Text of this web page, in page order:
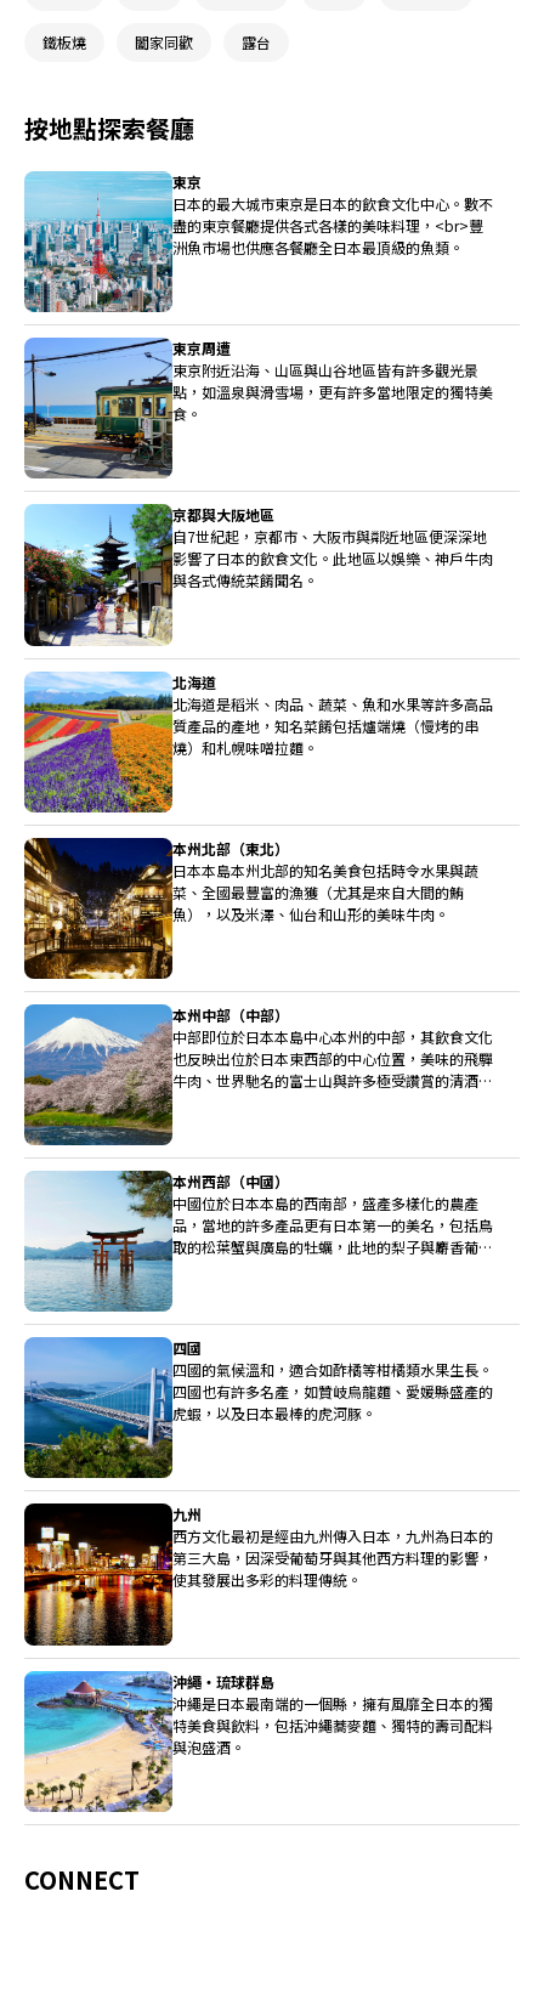
鐵板燒 闔家同歡 露台
按地點探索餐廳
東京
日本的最大城市東京是日本的飲食文化中心。數不
盡的東京餐廳提供各式各樣的美味料理，<br>豐
洲魚市場也供應各餐廳全日本最頂級的魚類。
東京周遭
東京附近沿海、山區與山谷地區皆有許多觀光景
點，如溫泉與滑雪場，更有許多當地限定的獨特美
食。
京都與大阪地區
自7世紀起，京都市、大阪市與鄰近地區便深深地
影響了日本的飲食文化。此地區以娛樂、神戶牛肉
與各式傳統菜餚聞名。
北海道
北海道是稻米、肉品、蔬菜、魚和水果等許多高品
質產品的產地，知名菜餚包括爐端燒（慢烤的串
燒）和札幌味噌拉麵。
本州北部（東北）
日本本島本州北部的知名美食包括時令水果與蔬
菜、全國最豐富的漁獲（尤其是來自大間的鮪
魚），以及米澤、仙台和山形的美味牛肉。
本州中部（中部）
中部即位於日本本島中心本州的中部，其飲食文化
也反映出位於日本東西部的中心位置，美味的飛驒
牛肉、世界馳名的富士山與許多極受讚賞的清酒釀
本州西部（中國）
中國位於日本本島的西南部，盛產多樣化的農產
品，當地的許多產品更有日本第一的美名，包括鳥
取的松葉蟹與廣島的牡蠣，此地的梨子與麝香葡萄
四國
四國的氣候溫和，適合如酢橘等柑橘類水果生長。
四國也有許多名產，如贊岐烏龍麵、愛媛縣盛產的
虎蝦，以及日本最棒的虎河豚。
九州
西方文化最初是經由九州傳入日本，九州為日本的
第三大島，因深受葡萄牙與其他西方料理的影響，
使其發展出多彩的料理傳統。
沖繩・琉球群島
沖繩是日本最南端的一個縣，擁有風靡全日本的獨
特美食與飲料，包括沖繩蕎麥麵、獨特的壽司配料
與泡盛酒。
CONNECT